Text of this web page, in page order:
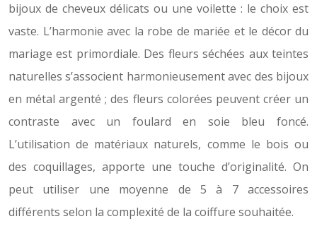
bijoux de cheveux délicats ou une voilette : le choix est
vaste. L’harmonie avec la robe de mariée et le décor du
mariage est primordiale. Des fleurs séchées aux teintes
naturelles s’associent harmonieusement avec des bijoux
en métal argenté ; des fleurs colorées peuvent créer un
contraste avec un foulard en soie bleu foncé.
L’utilisation de matériaux naturels, comme le bois ou
des coquillages, apporte une touche d’originalité. On
peut utiliser une moyenne de 5 à 7 accessoires
différents selon la complexité de la coiffure souhaitée.